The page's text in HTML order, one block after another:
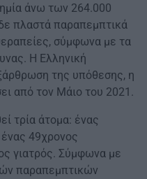
άνω των 264.000
πλαστά παραπεμπτικά
σύμφωνα με τα
Η Ελληνική
της υπόθεσης, η
από τον Μάιο του 2021.
τρία άτομα: ένας
49χρονος
γιατρός. Σύμφωνα με
παραπεμπτικών